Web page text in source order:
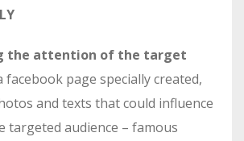
the attention of the target
facebook page specially created,
and texts that could influence
targeted audience – famous